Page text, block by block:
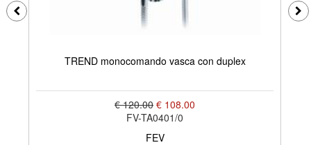
TREND monocomando vasca con duplex
€ 120.00 € 108.00
FV-TA0401/0
FEV